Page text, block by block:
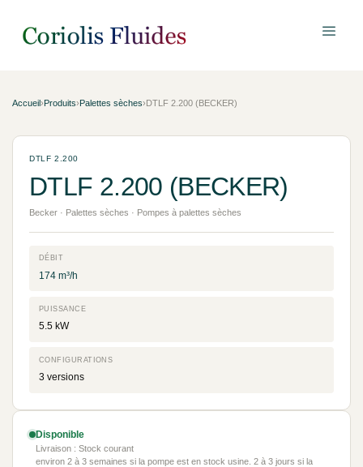
Accueil›Produits›Palettes sèches›DTLF 2.200 (BECKER)
DTLF 2.200
DTLF 2.200 (BECKER)
Becker · Palettes sèches · Pompes à palettes sèches
DÉBIT
174 m³/h
PUISSANCE
5.5 kW
CONFIGURATIONS
3 versions
Disponible
Livraison : Stock courant
environ 2 à 3 semaines si la pompe est en stock usine. 2 à 3 jours si la